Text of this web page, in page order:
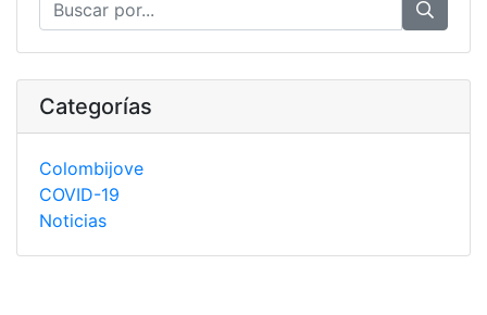
Categorías
Colombijove
COVID-19
Noticias